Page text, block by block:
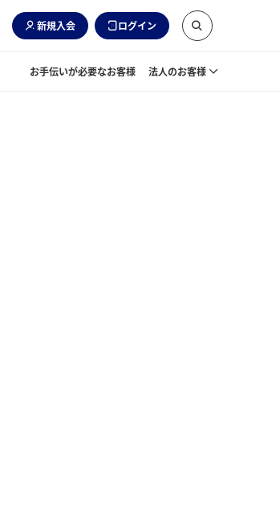
新規入会 ログイン
お手伝いが必要なお客様 法人のお客様